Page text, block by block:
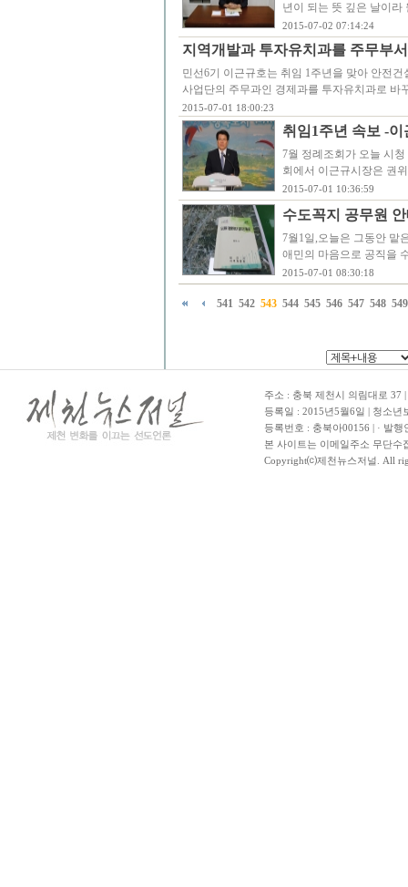
년이 되는 뜻 깊은 날이
2015-07-02 07:14:24
지역개발과 투자유치과를 주무부
민선6기 이근규호는 취임 1주년을 맞아 안전
사업단의 주무과인 경제과를 투자유치과로 바
2015-07-01 18:00:23
취임1주년 속보 -
7월 정례조회가 오늘 시
회에서 이근규시장은 권
2015-07-01 10:36:59
수도꼭지 공무원
7월1일,오늘은 그동안 맡
애민의 마음으로 공직을
2015-07-01 08:30:18
541 542 543 544 545 546 547 548 549
주소 : 충북 제천시 의림대로 37
등록일 : 2015년5월6일 | 청소
등록번호 : 충북아00156 | · 발
본 사이트는 이메일주소 무단수
Copyright⒞제천뉴스저널. All